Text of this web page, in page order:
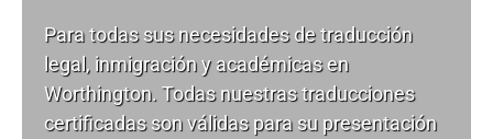
Para todas sus necesidades detraducción
legal, inmigración y académicas en
Worthington. Todas nuestras traducciones
certificadas son válidas para su presentación